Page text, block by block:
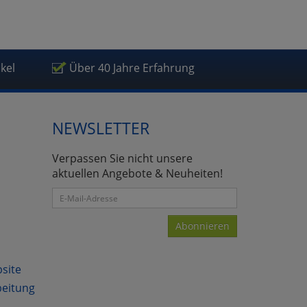
Über 40 Jahre Erfahrung
NEWSLETTER
Verpassen Sie nicht unsere
aktuellen Angebote & Neuheiten!
Abonnieren